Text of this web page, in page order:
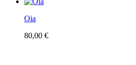
Oia
80,00 €